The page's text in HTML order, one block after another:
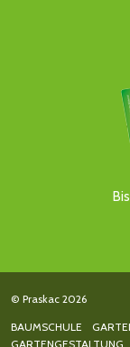
© Praskac 2026
BAUMSCHULE
GARTENGESTALTUNG